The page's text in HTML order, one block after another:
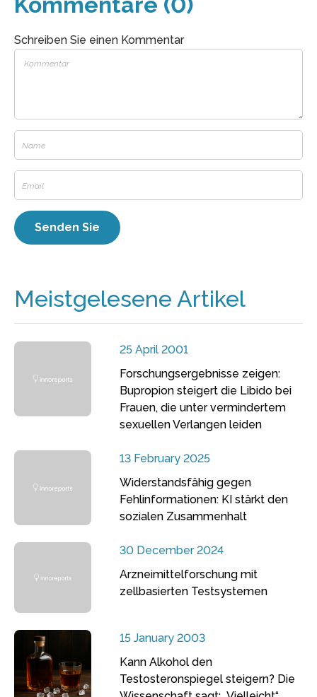
Schreiben Sie einen Kommentar
Meistgelesene Artikel
25 April 2001
Forschungsergebnisse zeigen:
Bupropion steigert die Libido bei
Frauen, die unter vermindertem
sexuellen Verlangen leiden
13 February 2025
Widerstandsfähig gegen
Fehlinformationen: KI stärkt den
sozialen Zusammenhalt
30 December 2024
Arzneimittelforschung mit
zellbasierten Testsystemen
15 January 2003
Kann Alkohol den
Testosteronspiegel steigern? Die